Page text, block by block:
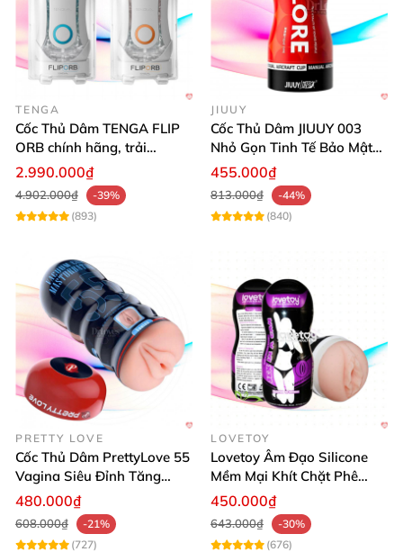
TENGA
Cốc Thủ Dâm TENGA FLIP
ORB chính hãng, trải
nghiệm đỉnh cao
2.990.000₫
4.902.000₫
-39%
(893)
JIUUY
Cốc Thủ Dâm JIUUY 003
Nhỏ Gọn Tinh Tế Bảo Mật
Cao
455.000₫
813.000₫
-44%
(840)
PRETTY LOVE
Cốc Thủ Dâm PrettyLove 55
Vagina Siêu Đỉnh Tăng
Khoái Cảm
480.000₫
608.000₫
-21%
(727)
LOVETOY
Lovetoy Âm Đạo Silicone
Mềm Mại Khít Chặt Phê
Đỉnh Sướng
450.000₫
643.000₫
-30%
(676)